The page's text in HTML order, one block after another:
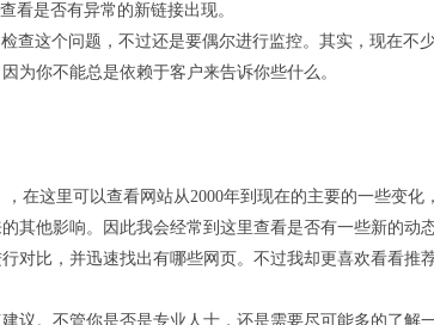
看是否有异常的新链接出现。
查这个问题，不过还是要偶尔进行监控。其实，现在不
为你不能总是依赖于客户来告诉你些什么。
，在这里可以查看网站从2000年到现在的主要的一些变
其他影响。因此我会经常到这里查看是否有一些新的动态
对比，并迅速找出有哪些网页。不过我却更喜欢看看推
议。不管你是否是专业人士，还是需要尽可能多的了解